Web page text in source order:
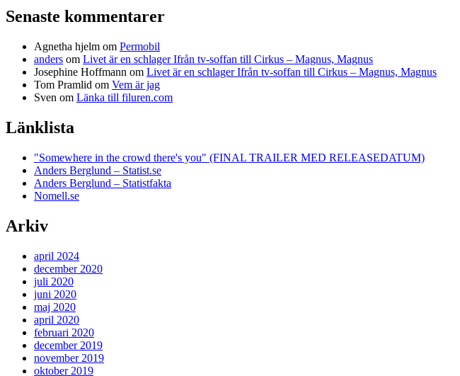
Senaste kommentarer
Agnetha hjelm om Permobil
anders om Livet är en schlager Ifrån tv-soffan till Cirkus – Magnus, Magnus
Josephine Hoffmann om Livet är en schlager Ifrån tv-soffan till Cirkus – Magnus, Magnus
Tom Pramlid om Vem är jag
Sven om Länka till filuren.com
Länklista
"Somewhere in the crowd there's you" (FINAL TRAILER MED RELEASEDATUM)
Anders Berglund – Statist.se
Anders Berglund – Statistfakta
Nomell.se
Arkiv
april 2024
december 2020
juli 2020
juni 2020
maj 2020
april 2020
februari 2020
december 2019
november 2019
oktober 2019